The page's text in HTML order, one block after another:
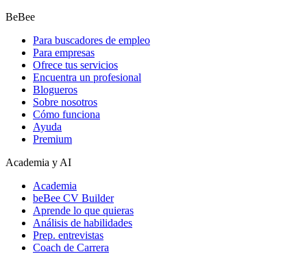
BeBee
Para buscadores de empleo
Para empresas
Ofrece tus servicios
Encuentra un profesional
Blogueros
Sobre nosotros
Cómo funciona
Ayuda
Premium
Academia y AI
Academia
beBee CV Builder
Aprende lo que quieras
Análisis de habilidades
Prep. entrevistas
Coach de Carrera